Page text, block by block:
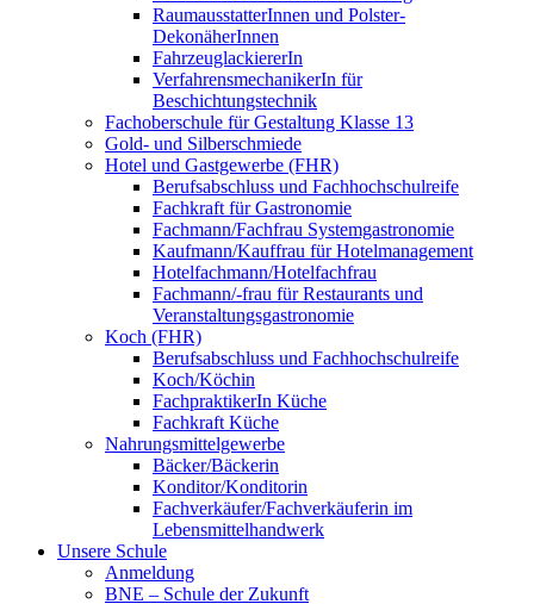
RaumausstatterInnen und Polster-
DekonäherInnen
FahrzeuglackiererIn
VerfahrensmechanikerIn für
Beschichtungstechnik
Fachoberschule für Gestaltung Klasse 13
Gold- und Silberschmiede
Hotel und Gastgewerbe (FHR)
Berufsabschluss und Fachhochschulreife
Fachkraft für Gastronomie
Fachmann/Fachfrau Systemgastronomie
Kaufmann/Kauffrau für Hotelmanagement
Hotelfachmann/Hotelfachfrau
Fachmann/-frau für Restaurants und
Veranstaltungsgastronomie
Koch (FHR)
Berufsabschluss und Fachhochschulreife
Koch/Köchin
FachpraktikerIn Küche
Fachkraft Küche
Nahrungsmittelgewerbe
Bäcker/Bäckerin
Konditor/Konditorin
Fachverkäufer/Fachverkäuferin im
Lebensmittelhandwerk
Unsere Schule
Anmeldung
BNE – Schule der Zukunft